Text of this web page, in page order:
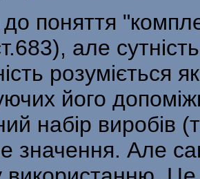
поняття
але
розуміється
його
набір виробів
значення. Але